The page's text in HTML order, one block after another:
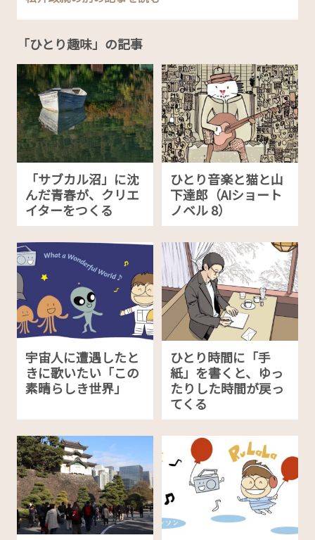
「ひとり趣味」の記事
「サブカル沼」に沈
んだ青春が、クリエ
イターをつくる
ひとり音楽と猫と山
下達郎（AIショート
ノベル 8）
宇宙人に遭遇したと
きに歌いたい「この
素晴らしき世界」
ひとり時間に「手
紙」を書くと、ゆっ
たりした時間が戻っ
てくる